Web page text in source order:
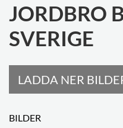
JORDBRO
SVERIGE
LADDA NER
BILDER